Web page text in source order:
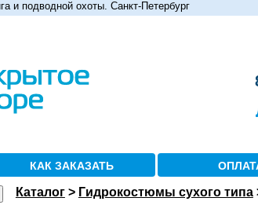
и подводной охоты. Санкт-Петербург
КАК ЗАКАЗАТЬ
Каталог> Гидрокостюмы сухого типа